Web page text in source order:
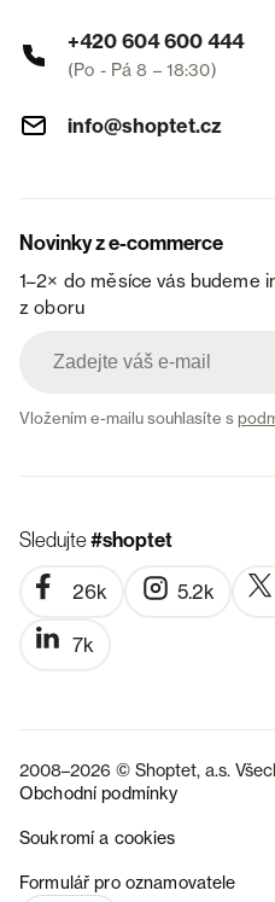
+420 604 600 444
(Po - Pá 8 – 18:30)
info@shoptet.cz
Novinky z e-commerce
1–2× do měsíce vás budeme
z oboru
Vložením e-mailu souhlasíte s
Sledujte#shoptet
26k 5.2k
7k
2008–2026 © Shoptet, a.s.
Obchodní podmínky
Soukromí a cookies
Formulář pro oznamovatele